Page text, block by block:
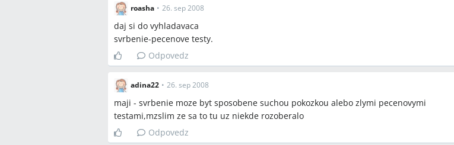
roasha • 26. sep 2008
daj si do vyhladavaca
svrbenie-pecenove testy.
Odpovedz
adina22 • 26. sep 2008
maji - svrbenie moze byt sposobene suchou pokozkou alebo zlymi pecenovymi
testami,mzslim ze sa to tu uz niekde rozoberalo
Odpovedz